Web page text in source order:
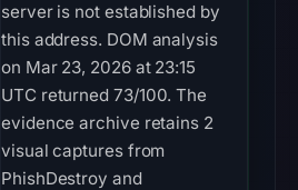
server is not established by
this address. DOM analysis
on Mar 23, 2026 at 23:15
UTC returned 73/100. The
evidence archive retains 2
visual captures from
PhishDestroy and